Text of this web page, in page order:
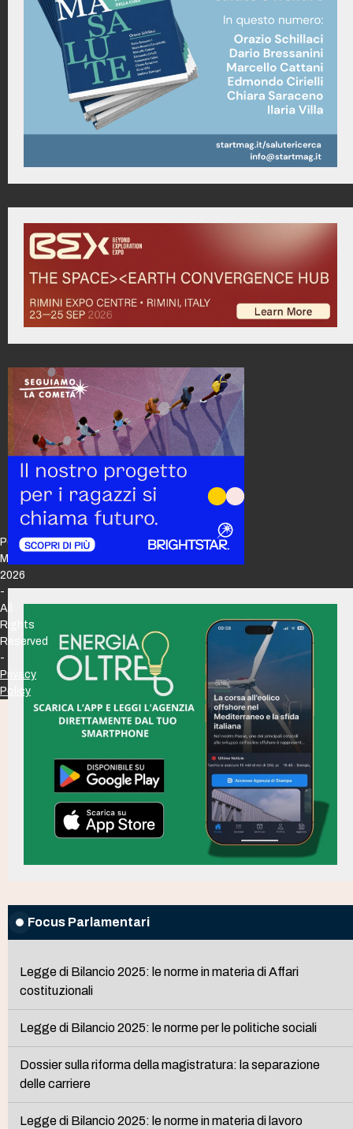
Focus Parlamentari
Legge di Bilancio 2025: le norme in materia di Affari
costituzionali
Legge di Bilancio 2025: le norme per le politiche sociali
Dossier sulla riforma della magistratura: la separazione
delle carriere
Legge di Bilancio 2025: le norme in materia di lavoro
Policy
Maker
2026
-
All
Rights
Reserved
-
Privacy
Policy